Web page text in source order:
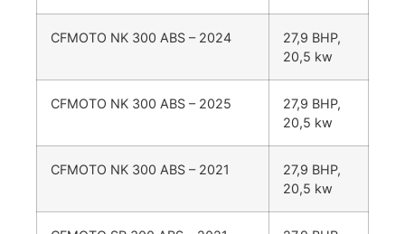
CFMOTO NK 300 ABS – 2024
27,9 BHP,
20,5 kw
CFMOTO NK 300 ABS – 2025
27,9 BHP,
20,5 kw
CFMOTO NK 300 ABS – 2021
27,9 BHP,
20,5 kw